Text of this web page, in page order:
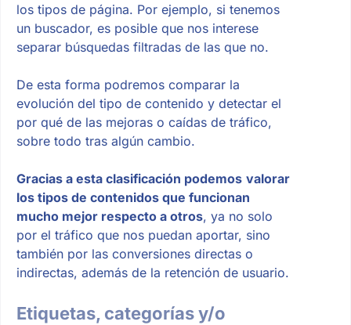
los tipos de página. Por ejemplo, si tenemos
un buscador, es posible que nos interese
separar búsquedas filtradas de las que no.
De esta forma podremos comparar la
evolución del tipo de contenido y detectar el
por qué de las mejoras o caídas de tráfico,
sobre todo tras algún cambio.
Gracias a esta clasificación podemos valorar
los tipos de contenidos que funcionan
mucho mejor respecto a otros, ya no solo
por el tráfico que nos puedan aportar, sino
también por las conversiones directas o
indirectas, además de la retención de usuario.
Etiquetas, categorías y/o